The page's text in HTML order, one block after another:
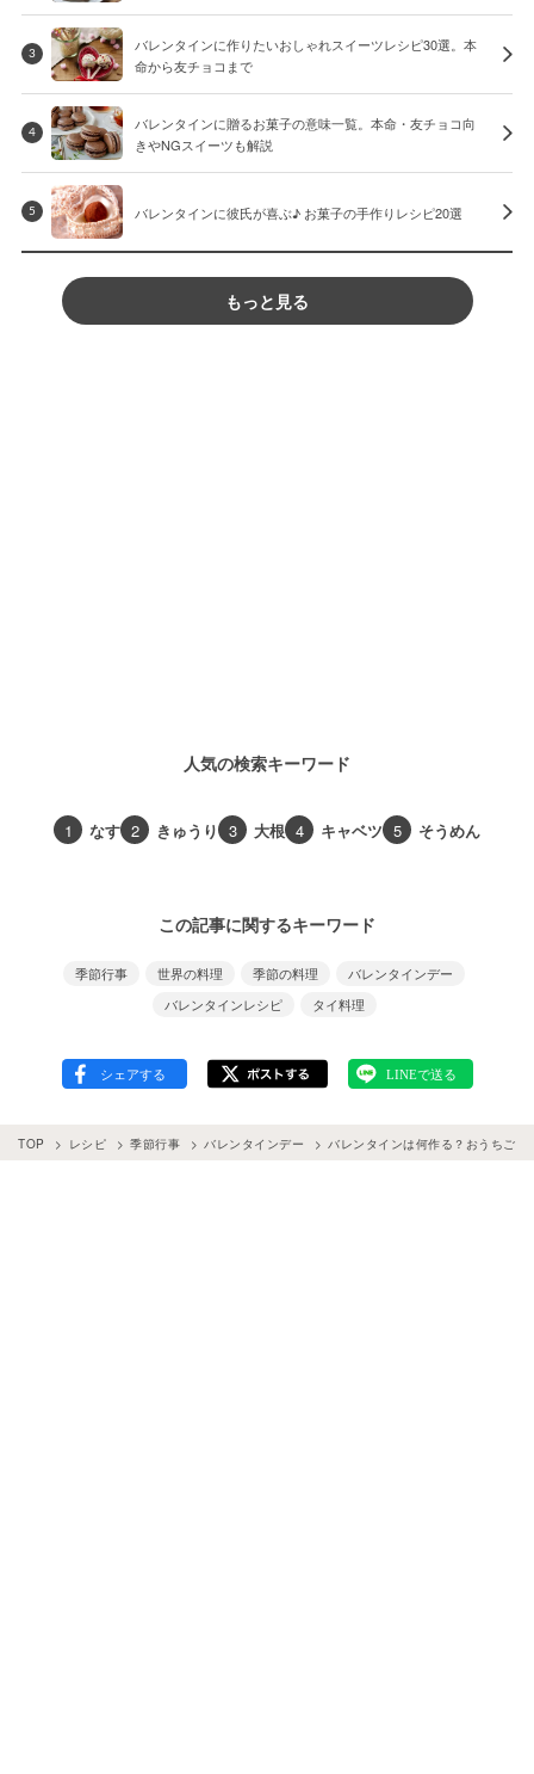
3
バレンタインに作りたいおしゃれスイーツレシピ30選。本
命から友チョコまで
4
バレンタインに贈るお菓子の意味一覧。本命・友チョコ向
きやNGスイーツも解説
5 バレンタインに彼氏が喜ぶ♪ お菓子の手作りレシピ20選
もっと見る
人気の検索キーワード
1 なす 2 きゅうり 3 大根 4 キャベツ 5 そうめん
この記事に関するキーワード
季節行事 世界の料理 季節の料理
バレンタインデー
バレンタインレシピ
タイ料理
TOP レシピ 季節行事 バレンタインデー バレンタインは何作る？おうちご